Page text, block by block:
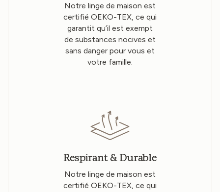
Notre linge de maison est
certifié OEKO-TEX, ce qui
garantit qu’il est exempt
de substances nocives et
sans danger pour vous et
votre famille.
Respirant & Durable
Notre linge de maison est
certifié OEKO-TEX, ce qui